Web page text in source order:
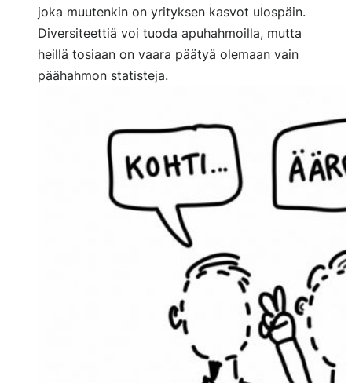
joka muutenkin on yrityksen kasvot ulospäin.
Diversiteettiä voi tuoda apuhahmoilla, mutta
heillä tosiaan on vaara päätyä olemaan vain
päähahmon statisteja.